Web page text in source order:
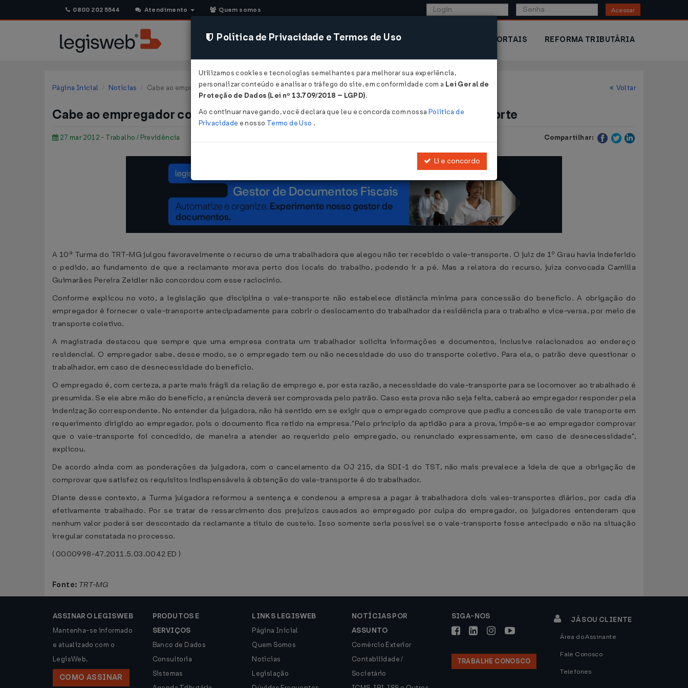
0800 202 5544 Atendimento Quem somos Acessar
CONSULTORIA SISTEMAS COMÉRCIO EXTERIOR PORTAIS REFORMA TRIBUTÁRIA
Página Inicial Notícias Cabe ao empregador comprovar que empregado não precisa de vale-transporte... Voltar
Cabe ao empregador comprovar que empregado não precisa de vale-transporte
27 mar 2012 - Trabalho / Previdência Compartilhar:
A 10ª Turma do TRT-MG julgou favoravelmente o recurso de uma trabalhadora que alegou não ter recebido o vale-transporte. O juiz de 1º Grau havia indeferido
o pedido, ao fundamento de que a reclamante morava perto dos locais do trabalho, podendo ir a pé. Mas a relatora do recurso, juíza convocada Camilla
Guimarães Pereira Zeidler não concordou com esse raciocínio.
Conforme explicou no voto, a legislação que disciplina o vale-transporte não estabelece distância mínima para concessão do benefício. A obrigação do
empregador é fornecer o vale-transporte antecipadamente para cobrir o deslocamento do trabalhador da residência para o trabalho e vice-versa, por meio de
transporte coletivo.
A magistrada destacou que sempre que uma empresa contrata um trabalhador solicita informações e documentos, inclusive relacionados ao endereço
residencial. O empregador sabe, desse modo, se o empregado tem ou não necessidade do uso do transporte coletivo. Para ela, o patrão deve questionar o
trabalhador, em caso de desnecessidade do benefício.
O empregado é, com certeza, a parte mais frágil da relação de emprego e, por esta razão, a necessidade do vale-transporte para se locomover ao trabalhado é
presumida. Se ele abre mão do benefício, a renúncia deverá ser comprovada pelo patrão. Caso esta prova não seja feita, caberá ao empregador responder pela
indenização correspondente. No entender da julgadora, não há sentido em se exigir que o empregado comprove que pediu a concessão de vale transporte em
requerimento dirigido ao empregador, pois o documento fica retido na empresa."Pelo princípio da aptidão para a prova, impõe-se ao empregador comprovar
que o vale-transporte foi concedido, de maneira a atender ao requerido pelo empregado, ou renunciado expressamente, em caso de desnecessidade",
explicou.
De acordo ainda com as ponderações da julgadora, com o cancelamento da OJ 215, da SDI-1 do TST, não mais prevalece a ideia de que a obrigação de
comprovar que satisfez os requisitos indispensáveis à obtenção do vale-transporte é do trabalhador.
Diante desse contexto, a Turma julgadora reformou a sentença e condenou a empresa a pagar à trabalhadora dois vales-transportes diários, por cada dia
efetivamente trabalhado. Por se tratar de ressarcimento dos prejuízos causados ao empregado por culpa do empregador, os julgadores entenderam que
nenhum valor poderá ser descontado da reclamante a título de custeio. Isso somente seria possível se o vale-transporte fosse antecipado e não na situação
irregular constatada no processo.
( 0000998-47.2011.5.03.0042 ED )
Fonte: TRT-MG
ASSINAR O LEGISWEB
Mantenha-se informado
e atualizado com o
LegisWeb.
COMO ASSINAR
PRODUTOS E
SERVIÇOS
Banco de Dados
Consultoria
Sistemas
LINKS LEGISWEB
Página Inicial
Quem Somos
Notícias
Legislação
NOTÍCIAS POR
ASSUNTO
Comércio Exterior
Contabilidade /
Societário
SIGA-NOS
TRABALHE CONOSCO
JÁ SOU CLIENTE
Área do Assinante
Fale Conosco
Telefones
Política de Privacidade e Termos de Uso
Utilizamos cookies e tecnologias semelhantes para melhorar sua experiência,
personalizar conteúdo e analisar o tráfego do site, em conformidade com a Lei Geral de
Proteção de Dados (Lei nº 13.709/2018 – LGPD).
Ao continuar navegando, você declara que leu e concorda com nossa Política de
Privacidade e nosso Termo de Uso .
Li e concordo